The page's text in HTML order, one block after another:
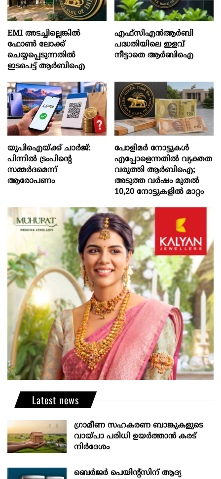
EMI അടച്ചില്ലെങ്കിൽ
ഫോൺ ലോക്ക്
ചെയ്യപ്പെടുന്നതിൽ
ഇടപെട്ട് ആർബിഐ
എഫ്സിഎൻആർബി
പദ്ധതിയിലെ ഇളവ്
നീട്ടാതെ ആർബിഐ
യുപിഐയ്ക്ക് ചാര്‍ജ്:
പിന്നില്‍ ട്രംപിന്‍റെ
സമ്മര്‍ദമെന്ന്
ആരോപണം
പോളിമർ നോട്ടുകൾ
എപ്പോളെന്നതിൽ വ്യക്തത
വരുത്തി ആർബിഐ;
അടുത്ത വർഷം മുതൽ
10,20 നോട്ടുകളിൽ മാറ്റം
Latest news
ഗ്രാമീണ സഹകരണ ബാങ്കുകളുടെ
വായ്പാ പരിധി ഉയർത്താൻ കരട്
നിർദേശം
ബെർജർ പെയിന്റ്സിന് ആദ്യ